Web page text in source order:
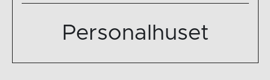
Personalhuset